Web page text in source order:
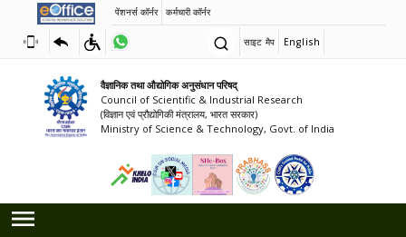
पेंशनर्स कॉर्नर कर्मचारी कॉर्नर
साइट मैप English
वैज्ञानिक तथा औद्योगिक अनुसंधान परिषद्
Council of Scientific & Industrial Research
(विज्ञान एवं प्रौद्योगिकी मंत्रालय, भारत सरकार)
Ministry of Science & Technology, Govt. of India